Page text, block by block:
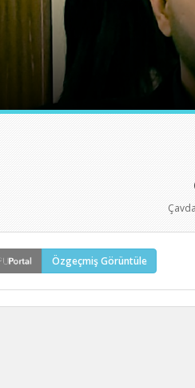
Özgeçmiş Görüntüle